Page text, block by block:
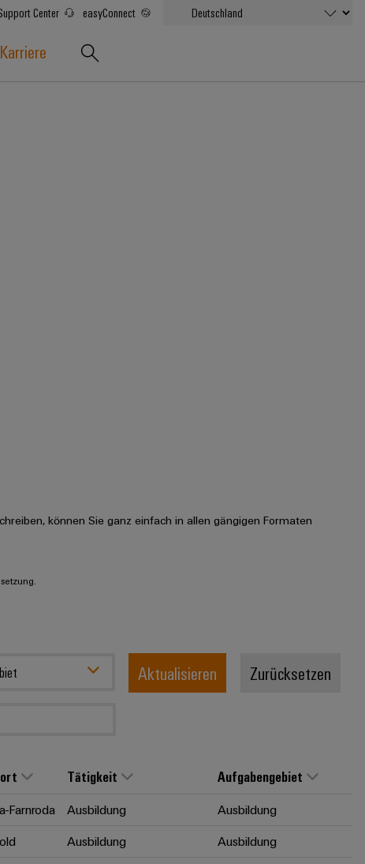
Center easyConnect
Karriere
können Sie ganz einfach in allen gängigen Formaten
Zurücksetzen
Aktualisieren
Tätigkeit Aufgabengebiet
Farnroda Ausbildung
Ausbildung
Ausbildung
Ausbildung